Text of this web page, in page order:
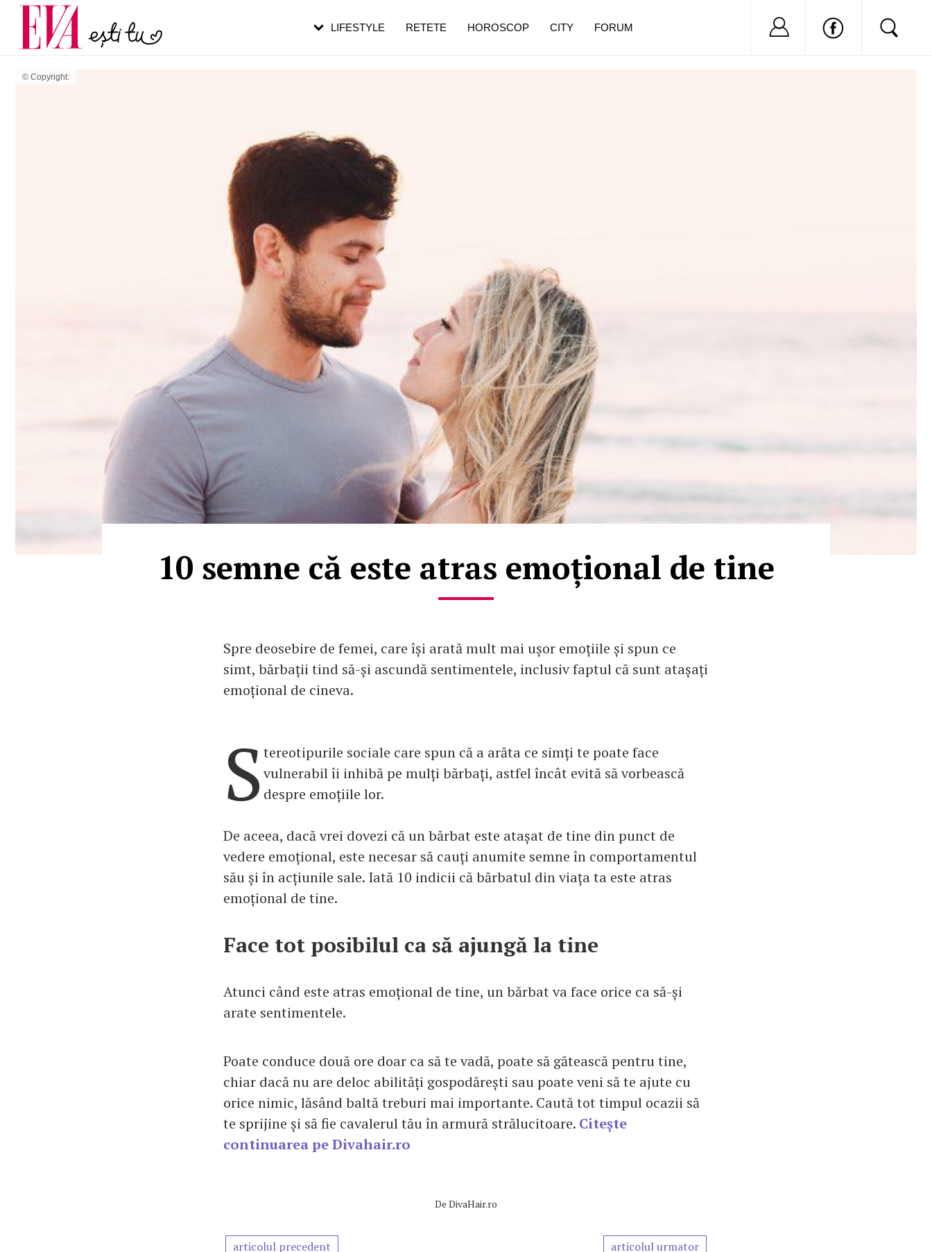
© Copyright:
10 semne că este atras emoțional de tine
Spre deosebire de femei, care își arată mult mai ușor emoțiile și spun ce
simt, bărbații tind să-și ascundă sentimentele, inclusiv faptul că sunt atașați
emoțional de cineva.
S tereotipurile sociale care spun că a arăta ce simți te poate face
vulnerabil îi inhibă pe mulți bărbați, astfel încât evită să vorbească
despre emoțiile lor.
De aceea, dacă vrei dovezi că un bărbat este atașat de tine din punct de
vedere emoțional, este necesar să cauți anumite semne în comportamentul
său și în acțiunile sale. Iată 10 indicii că bărbatul din viața ta este atras
emoțional de tine.
Face tot posibilul ca să ajungă la tine
Atunci când este atras emoțional de tine, un bărbat va face orice ca să-și
arate sentimentele.
Poate conduce două ore doar ca să te vadă, poate să gătească pentru tine,
chiar dacă nu are deloc abilități gospodărești sau poate veni să te ajute cu
orice nimic, lăsând baltă treburi mai importante. Caută tot timpul ocazii să
te sprijine și să fie cavalerul tău în armură strălucitoare. Citește
continuarea pe Divahair.ro
De DivaHair.ro
articolul precedent articolul urmator
LIFESTYLE RETETE HOROSCOP CITY FORUM Nu ai cont?
Carieră
Actualitate
pe măsură ce înaintezi în vârstă
de dureroasă este investigația